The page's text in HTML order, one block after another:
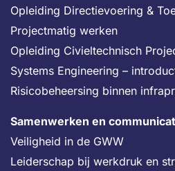
Opleiding Directievoering &
Projectmatig werken
Opleiding Civieltechnisch
Systems Engineering –
Risicobeheersing binnen
Samenwerken en
Veiligheid in de GWW
Leiderschap bij werkdruk en